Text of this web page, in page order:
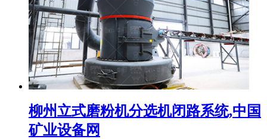
柳州立式磨粉机分选机闭路系统,中国
矿业设备网